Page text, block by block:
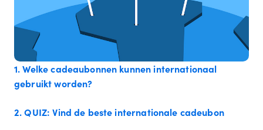
1. Welke cadeaubonnen kunnen internationaal
gebruikt worden?
2. QUIZ: Vind de beste internationale cadeubon